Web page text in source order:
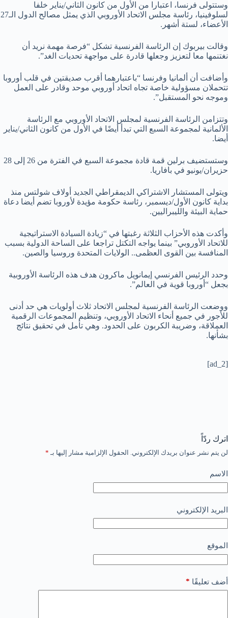
وستتولى فرنسا، اعتبارا من الأول من كانون الثاني/يناير خلفا
لسلوفينيا، رئاسة مجلس الاتحاد الأوروبي الذي يمثل مصالح الدول الـ27
الأعضاء، لستة أشهر.
وقالت بيربوك إن الرئاسة الفرنسية تشكل “فرصة مهمة نريد أن
نغتنمها معا لتعزيز وجعلها قادرة على مواجهة تحديات الغد”.
وأضافت أن ألمانيا وفرنسا “باعتبارهما أقرب صديقتين في قلب أوروبا
تتحملان مسؤولية خاصة تجاه اتحاد أوروبي موحد وقادر على العمل
وموجه نحو المستقبل”.
وتتزامن الرئاسة الفرنسية لمجلس الاتحاد الأوروبي مع الرئاسة
الألمانية لمجموعة السبع التي تبدأ أيضًا في الأول من كانون الثاني/يناير
أيضا.
وستستضيف برلين قمة قادة مجموعة السبع في الفترة من 26 إلى 28
حزيران/يونيو في بافاريا.
ويتولى المستشار الاشتراكي الديمقراطي الجديد أولاف شولتس منذ
بداية كانون الأول/ديسمبر، رئاسة حكومة مؤيدة لأوروبا تضم أيضا دعاة
حماية البيئة والليبراليين.
وأكدت هذه الأحزاب الثلاثة رغبتها في “زيادة السيادة الاستراتيجية
للاتحاد الأوروبي” بينما يواجه التكتل تراجعا على الساحة الدولية بسبب
المنافسة بين القوى العظمى.. الولايات المتحدة وروسيا والصين.
وحدد الرئيس الفرنسي إيمانويل ماكرون هدف هذه الرئاسة الأوروبية
بجعل “أوروبا قوية في العالم”.
ووضعت الرئاسة الفرنسية لمجلس الاتحاد ثلاث أولويات هي حد أدنى
للأجور في جميع أنحاء الاتحاد الأوروبي، وتنظيم المجموعات الرقمية
العملاقة، وضريبة الكربون على الحدود. وهي تأمل في تحقيق نتائج
بشأنها.
[ad_2]
اترك ردّاً
لن يتم نشر عنوان بريدك الإلكتروني. الحقول الإلزامية مشار إليها بـ *
الاسم
البريد الإلكتروني
الموقع
أضف تعليقًا *